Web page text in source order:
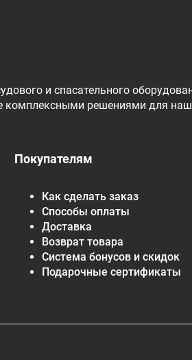
и спасательного
комплексными решениями для
Покупателям
Как сделать заказ
Способы оплаты
Доставка
Возврат товара
Система бонусов и скидок
Подарочные сертификаты